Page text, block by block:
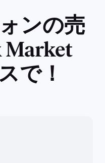
ンの売
Market
で！